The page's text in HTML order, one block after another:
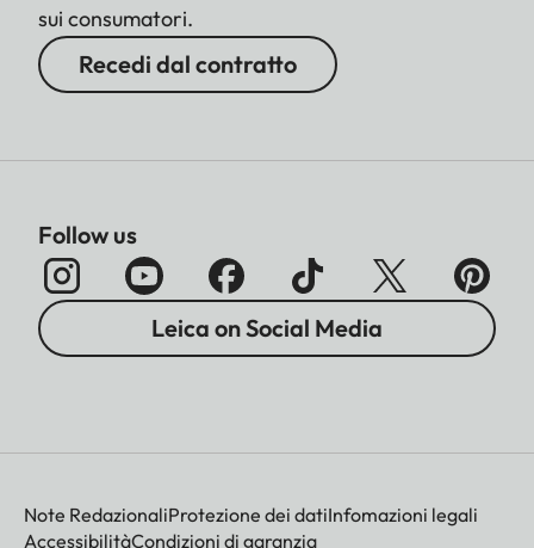
sui consumatori.
Recedi dal contratto
Follow us
Leica on Social Media
Note RedazionaliProtezione dei datiInfomazioni legali
AccessibilitàCondizioni di garanzia